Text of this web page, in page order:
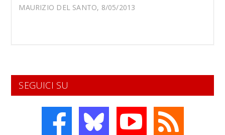
MAURIZIO DEL SANTO, 8/05/2013
SEGUICI SU